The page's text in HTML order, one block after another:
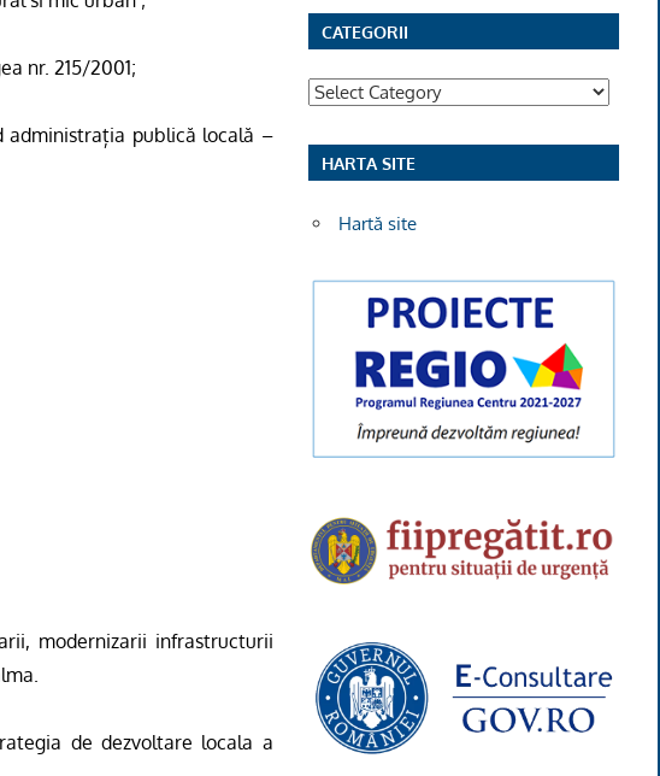
nr. 215/2001;
administrația publică locală –
modernizarii infrastructurii
de dezvoltare locala a
CATEGORII
Categorii
HARTA SITE
Hartă site